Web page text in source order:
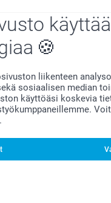
liikenteen
sosiaalisen median
käyttöäsi koskevia